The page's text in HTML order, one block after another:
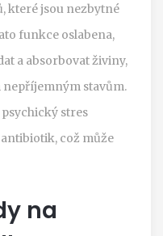
které jsou nezbytné
funkce oslabena,
a absorbovat živiny,
nepříjemným stavům.
stres
což může
na